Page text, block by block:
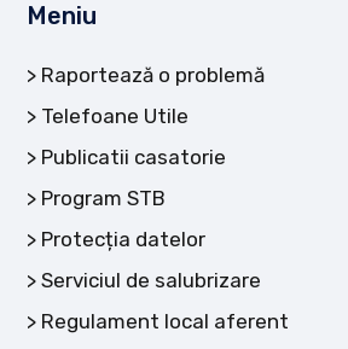
Meniu
Raportează o problemă
Telefoane Utile
Publicatii casatorie
Program STB
Protecția datelor
Serviciul de salubrizare
Regulament local aferent